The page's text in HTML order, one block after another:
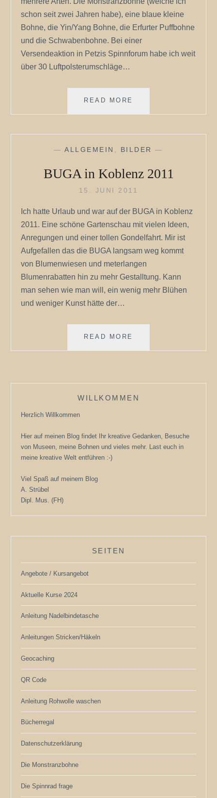
schon seit zwei Jahren habe), eine blaue kleine
Bohne, die Yin/Yang Bohne, die Erfurter Puffbohne
und die Schwabenbohne. Bei einer
Versendeaktion in Petzis Spinnforum habe ich weit
über 30 Luftpolsterumschläge…
READ MORE
—ALLGEMEIN , BILDER —
BUGA in Koblenz 2011
15. JUNI 2011
Ich hatte Urlaub und war auf der BUGA in Koblenz
2011. Eine schöne Gartenschau mit vielen Ideen,
Anregungen und einer tollen Gondelfahrt. Mir ist
Aufgefallen das die BUGA langsam weg kommt
von Blumenwiesen und meterlangen
Blumenrabatten hin zu mehr Gestalltung. Kann
man sehen wie man will, ein wenig mehr Blühen
und weniger Kunst hätte der…
READ MORE
WILLKOMMEN
Herzlich Willkommen
Hier auf meinen Blog findet Ihr kreative Gedanken, Besuche
von Museen, meine Bohnen und vieles mehr. Last euch in
meine kreative Welt entführen :-)
Viel Spaß auf meinem Blog
A. Strübel
Dipl. Mus. (FH)
SEITEN
Angebote / Kursangebot
Aktuelle Kurse 2024
Anleitung Nadelbindetasche
Anleitungen Stricken/Häkeln
Geocaching
QR Code
Anleitung Rohwolle waschen
Bücherregal
Datenschutzerklärung
Die Monstranzbohne
Die Spinnrad frage